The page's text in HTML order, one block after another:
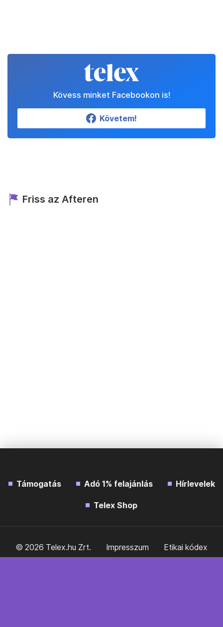
Kövess minket Facebookon is!
Követem!
Friss az Afteren
Támogatás Adó 1% felajánlás Hírlevelek
Telex Shop
© 2026 Telex.hu Zrt. Impresszum Etikai kódex